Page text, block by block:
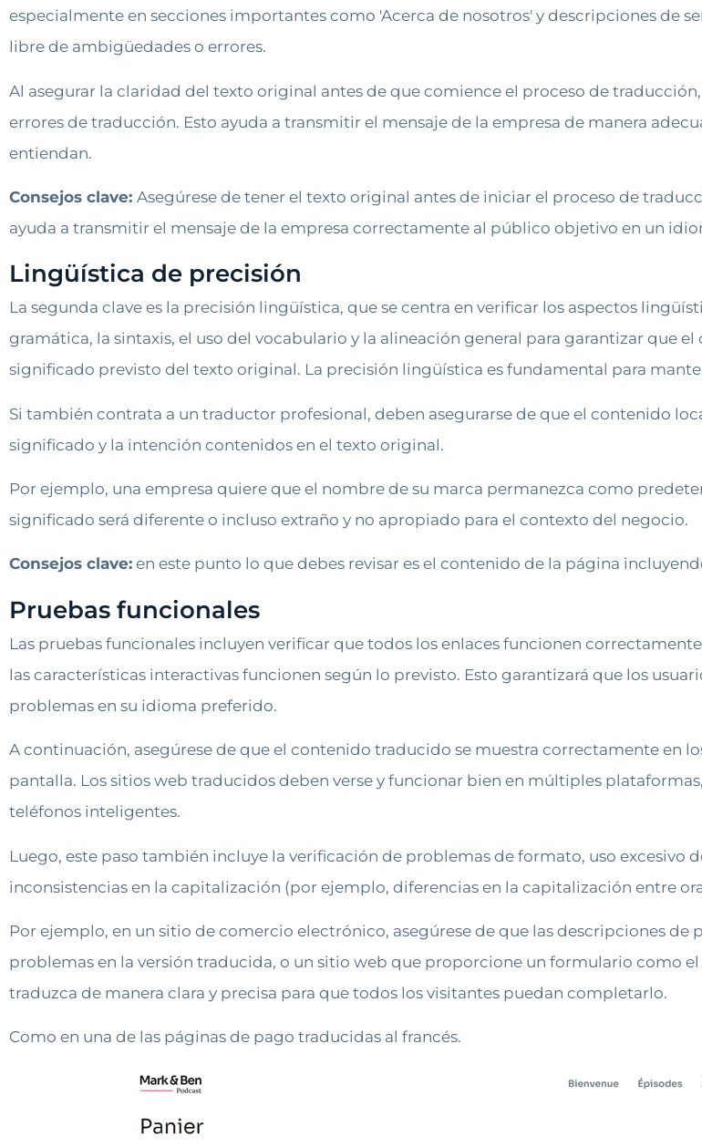
especialmente en secciones importantes como 'Acerca de nosotros' y descripciones de
libre de ambigüedades o errores.
Al asegurar la claridad del texto original antes de que comience el proceso de
errores de traducción. Esto ayuda a transmitir el mensaje de la empresa de manera
entiendan.
Consejos clave: Asegúrese de tener el texto original antes de iniciar el proceso de
ayuda a transmitir el mensaje de la empresa correctamente al público objetivo en un
Lingüística de precisión
La segunda clave es la precisión lingüística, que se centra en verificar los aspectos
gramática, la sintaxis, el uso del vocabulario y la alineación general para garantizar que
significado previsto del texto original. La precisión lingüística es fundamental para
Si también contrata a un traductor profesional, deben asegurarse de que el contenido
significado y la intención contenidos en el texto original.
Por ejemplo, una empresa quiere que el nombre de su marca permanezca como
significado será diferente o incluso extraño y no apropiado para el contexto del negocio.
Consejos clave: en este punto lo que debes revisar es el contenido de la página
Pruebas funcionales
Las pruebas funcionales incluyen verificar que todos los enlaces funcionen
las características interactivas funcionen según lo previsto. Esto garantizará que los
problemas en su idioma preferido.
A continuación, asegúrese de que el contenido traducido se muestra correctamente en
pantalla. Los sitios web traducidos deben verse y funcionar bien en múltiples
teléfonos inteligentes.
Luego, este paso también incluye la verificación de problemas de formato, uso excesivo
inconsistencias en la capitalización (por ejemplo, diferencias en la capitalización entre
Por ejemplo, en un sitio de comercio electrónico, asegúrese de que las descripciones de
problemas en la versión traducida, o un sitio web que proporcione un formulario como
traduzca de manera clara y precisa para que todos los visitantes puedan completarlo.
Como en una de las páginas de pago traducidas al francés.